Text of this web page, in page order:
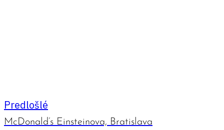
Predlošlé
McDonald’s Einsteinova, Bratislava